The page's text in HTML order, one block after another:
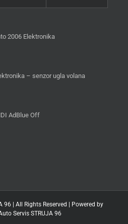
2006 Elektronika
– senzor ugla volana
AdBlue Off
| All Rights Reserved | Powered by
Servis STRUJA 96